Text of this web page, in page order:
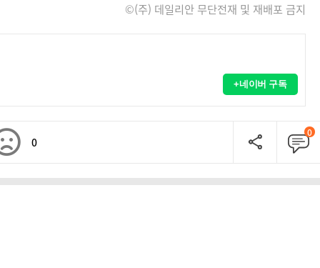
©(주) 데일리안 무단전재 및 재배포 금지
+네이버 구독
0
0